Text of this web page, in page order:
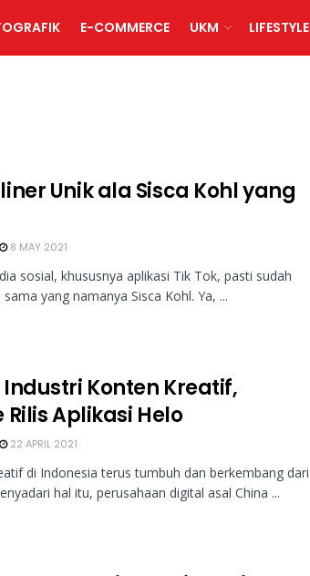
E-COMMERCE UKM LIFESTYLE
Unik ala Sisca Kohl yang
8 MAY 2021
sosial, khususnya aplikasi Tik Tok, pasti sudah
yang namanya Sisca Kohl. Ya, ...
Konten Kreatif,
Rilis Aplikasi Helo
22 APRIL 2021
di Indonesia terus tumbuh dan berkembang dari
hal itu, perusahaan digital asal China ...